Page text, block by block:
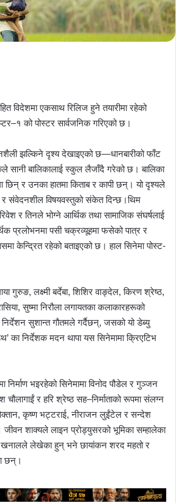
विदेशमा एकसाथ रिलिज हुने तयारीमा रहेको
को पोस्टर सार्वजनिक गरिएको छ।
झल्किने दृश्य देखाइएको छ—धानबारीको फाँट
सानी बालिकालाई स्कुल लैजाँदै गरेको छ। बालिका
छिन् र उनका हातमा किताब र कापी छन्। यो दृश्यले
र संवेदनशील विषयवस्तुको संकेत दिन्छ।थिम
र तिनले भोग्ने आर्थिक तथा सामाजिक संघर्षलाई
प्रलोभनमा पसी चक्रव्यूहमा फसेको पात्र र
केन्द्रित रहेको बताइएको छ। हाल सिनेमा पोस्ट-
गुरुङ, लक्ष्मी बर्देबा, शिशिर वाङ्देल, किरण श्रेष्ठ,
सुष्मा निरौला लगायतका कलाकारहरूको
सुशान्त गौतमले गर्दैछन्, जसको यो डेब्यु
का निर्देशक मदन थापा यस सिनेमामा क्रिएटिभ
निर्माण भइरहेको सिनेमामा विनोद पौडेल र गुञ्जन
चौलागाईं र हरि श्रेष्ठ सह–निर्माताको रूपमा संलग्न
कृष्ण भट्टराई, नीराजन लुईंटेल र सन्देश
जीवन शाक्यले लाइन प्रोड्युसरको भूमिका सम्हालेका
लेखेका हुन् भने छायांकन शरद महतो र
छन्।